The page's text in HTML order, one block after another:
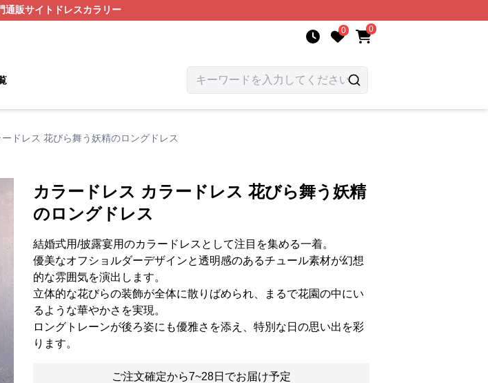
通販サイト ドレスカラリー
0 0
ドレス 花びら舞う妖精のロングドレス
カラードレス カラードレス 花びら舞う妖精
のロングドレス
結婚式用/披露宴用のカラードレスとして注目を集める一着。
優美なオフショルダーデザインと透明感のあるチュール素材が幻想
的な雰囲気を演出します。
立体的な花びらの装飾が全体に散りばめられ、まるで花園の中にい
るような華やかさを実現。
ロングトレーンが後ろ姿にも優雅さを添え、特別な日の思い出を彩
ります。
ご注文確定から7~28日でお届け予定